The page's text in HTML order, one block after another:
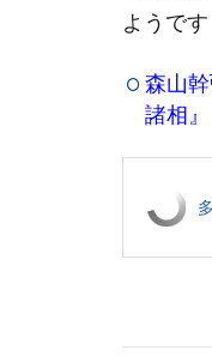
ようで
森山
諸相